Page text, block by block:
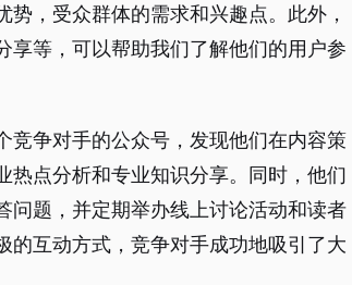
，受众群体的需求和兴趣点。此外，
享等，可以帮助我们了解他们的用户参
竞争对手的公众号，发现他们在内容策
热点分析和专业知识分享。同时，他们
问题，并定期举办线上讨论活动和读者
的互动方式，竞争对手成功地吸引了大